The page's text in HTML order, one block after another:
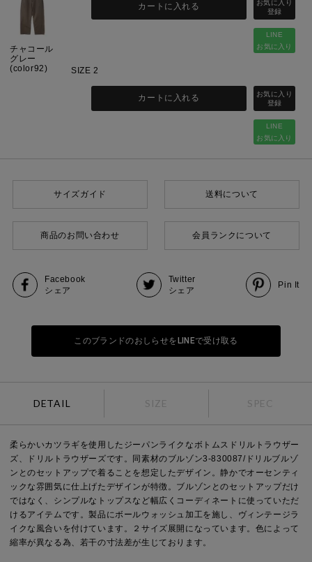
チャコール
グレー
(color92)
LINE
お気に入り
カートに入れる
SIZE 2
LINE
お気に入り
カートに入れる
サイズガイド 送料について
商品のお問い合わせ 会員ランクについて
Facebook
シェア
Twitter
シェア
Pin It
このブランドのおしらせをLINEで受け取る
DETAIL SIZE SPEC
柔らかいカツラギを使用したジーパンライクなボトムスドリルトラウザー
ズ、ドリルトラウザーズです。同素材のブルゾン3-830087/ドリルブルゾ
ンとのセットアップで着ることを想定したデザイン。静かでオーセンティ
ックな雰囲気に仕上げたデザインが特徴。ブルゾンとのセットアップだけ
ではなく、シンプルなトップスなど幅広くコーディネートに使っていただ
けるアイテムです。製品にボールウォッシュ加工を施し、ヴィンテージラ
イクな風合いを付けています。２サイズ展開になっています。色によって
縮率が異なる為、若干の寸法差が生じております。